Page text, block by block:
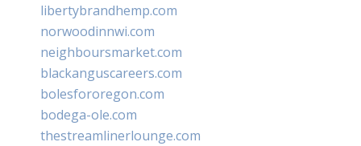
libertybrandhemp.com
norwoodinnwi.com
neighboursmarket.com
blackanguscareers.com
bolesfororegon.com
bodega-ole.com
thestreamlinerlounge.com